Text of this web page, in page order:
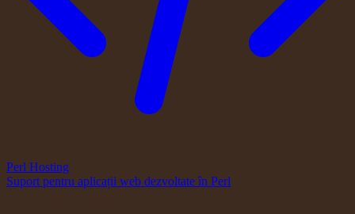
Perl Hosting
Suport pentru aplicații web dezvoltate în Perl